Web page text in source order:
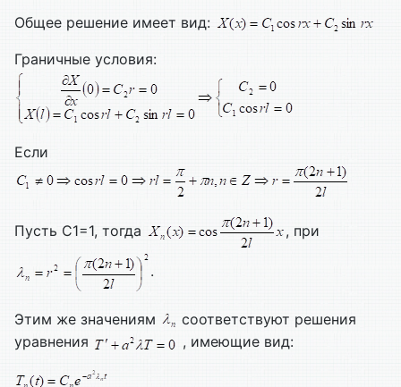
Общее решение имеет вид:
Граничные условия:
Если
Пусть С1=1, тогда , при
.
Этим же значениям
соответствуют решения
уравнения
, имеющие вид: